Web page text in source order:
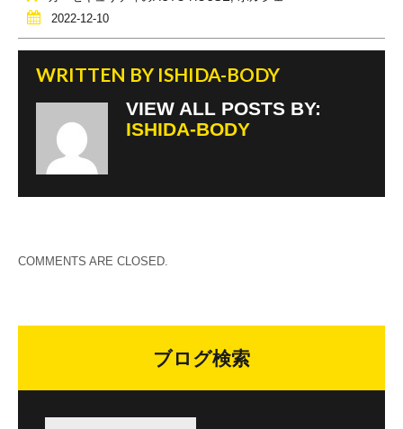
o
k
2022-12-10
WRITTEN BY ISHIDA-BODY
VIEW ALL POSTS BY:
ISHIDA-BODY
COMMENTS ARE CLOSED.
ブログ検索